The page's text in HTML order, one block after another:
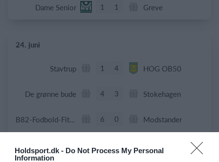
Holdsport.dk - Do Not Process My Personal
Information
Dame Senior 1 1 Greve
24. juni
Stavtrup 1 4 HOG OB50
De grønne bude 4 3 Stokehagen
B82-Fodbold-Fitness-U50 6 0 Modstander